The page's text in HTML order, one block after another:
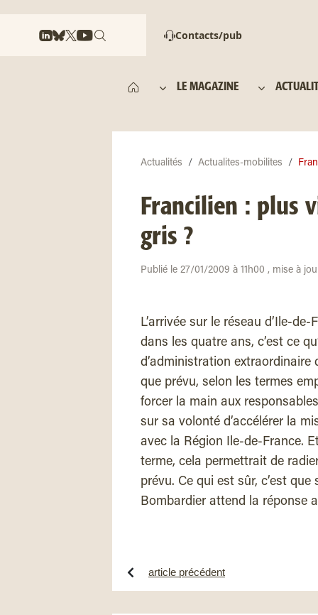
Contacts/pub
LE MAGAZINE
Actualités Actualites-mobilites
Francilien : plus
gris ?
Publié le 27/01/2009 à 11h00 , mise à
L’arrivée sur le réseau d’Ile-
dans les quatre ans, c’est ce
d’administration extraordinaire
que prévu, selon les termes
forcer la main aux
sur sa volonté d’accélérer la
avec la Région Ile-de-France.
terme, cela permettrait de
prévu. Ce qui est sûr, c’est
Bombardier attend la réponse
article précédent